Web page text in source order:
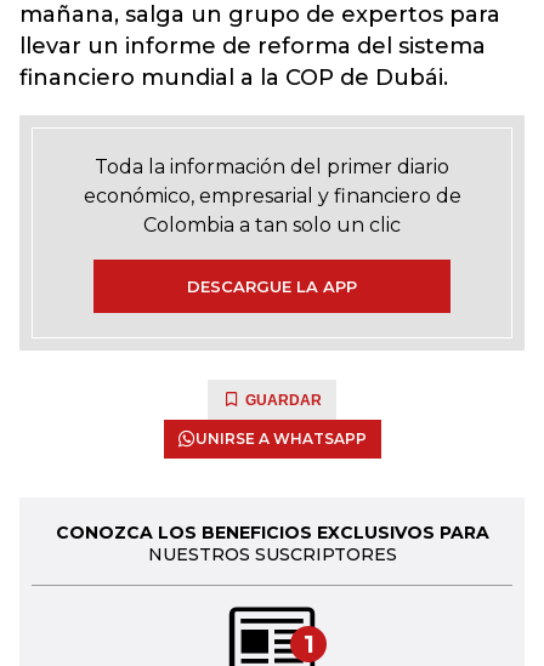
mañana, salga un grupo de expertos para
llevar un informe de reforma del sistema
financiero mundial a la COP de Dubái.
Toda la información del primer diario
económico, empresarial y financiero de
Colombia a tan solo un clic
DESCARGUE LA APP
GUARDAR
UNIRSE A WHATSAPP
CONOZCA LOS BENEFICIOS EXCLUSIVOS PARA
NUESTROS SUSCRIPTORES
1